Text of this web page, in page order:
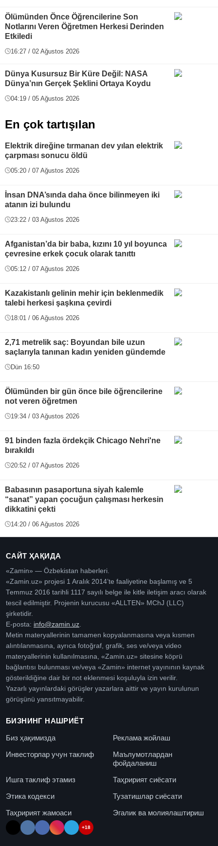
Ölümünden Önce Öğrencilerine Son
Notlarını Veren Öğretmen Herkesi Derinden
Etkiledi
16:27 / 02 Ağustos 2026
Dünya Kusursuz Bir Küre Değil: NASA
Dünya’nın Gerçek Şeklini Ortaya Koydu
04:19 / 05 Ağustos 2026
En çok tartışılan
Elektrik direğine tırmanan dev yılan elektrik
çarpması sonucu öldü
05:20 / 07 Ağustos 2026
İnsan DNA’sında daha önce bilinmeyen iki
atanın izi bulundu
23:22 / 03 Ağustos 2026
Afganistan’da bir baba, kızını 10 yıl boyunca
çevresine erkek çocuk olarak tanıttı
05:12 / 07 Ağustos 2026
Kazakistanlı gelinin mehir için beklenmedik
talebi herkesi şaşkına çevirdi
18:01 / 06 Ağustos 2026
2,71 metrelik saç: Boyundan bile uzun
saçlarıyla tanınan kadın yeniden gündemde
Dün 16:50
Ölümünden bir gün önce bile öğrencilerine
not veren öğretmen
19:34 / 03 Ağustos 2026
91 binden fazla ördekçik Chicago Nehri'ne
bırakıldı
20:52 / 07 Ağustos 2026
Babasının pasaportuna siyah kalemle
“sanat” yapan çocuğun çalışması herkesin
dikkatini çekti
14:20 / 06 Ağustos 2026
САЙТ ҲАҚИДА
«Zamin» — Özbekistan haberleri.
«Zamin.uz» projesi 1 Aralık 2014’te faaliyetine başlamış ve 5
Temmuz 2016 tarihli 1117 sayılı belge ile kitle iletişim aracı olarak
tescil edilmiştir. Projenin kurucusu «ALLTEN» MChJ (LLC)
şirketidir.
E-posta: info@zamin.uz
Metin materyallerinin tamamen kopyalanmasına veya kısmen
alıntılanmasına, ayrıca fotoğraf, grafik, ses ve/veya video
materyallerinin kullanılmasına, «Zamin.uz» sitesine köprü
bağlantısı bulunması ve/veya «Zamin» internet yayınının kaynak
gösterildiğine dair bir not eklenmesi koşuluyla izin verilir.
Yazarlı yayınlardaki görüşler yazarlara aittir ve yayın kurulunun
görüşünü yansıtmayabilir.
БИЗНИНГ НАШРИЁТ
Биз ҳақимизда
Реклама жойлаш
Инвесторлар учун таклиф
Маълумотлардан
фойдаланиш
Ишга таклиф этамиз
Таҳририят сиёсати
Этика кодекси
Тузатишлар сиёсати
Таҳририят жамоаси
Эгалик ва молиялаштириш
+18